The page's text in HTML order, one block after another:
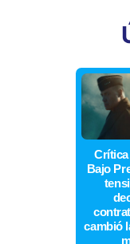
Crítica
Bajo
cambió